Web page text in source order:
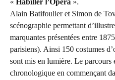
« Habiller l’Opéra ».
Alain Batifoulier et Simon de
scénographie permettant
marquantes présentées entre
parisiens). Ainsi 150 costumes
sont mis en lumière. Le parcours
chronologique en commençant